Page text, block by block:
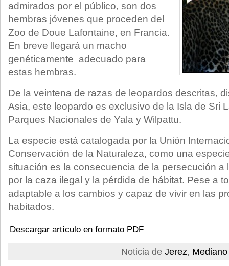
admirados por el público, son dos
hembras jóvenes que proceden del
Zoo de Doue Lafontaine, en Francia.
En breve llegará un macho
genéticamente adecuado para
estas hembras.
De la veintena de razas de leopardos descritas,
Asia, este leopardo es exclusivo de la Isla de Sri
Parques Nacionales de Yala y Wilpattu.
La especie está catalogada por la Unión
Conservación de la Naturaleza, como una
situación es la consecuencia de la persecución a
por la caza ilegal y la pérdida de hábitat. Pese a
adaptable a los cambios y capaz de vivir en las
habitados.
Descargar artículo en formato PDF
Noticia de Jerez,